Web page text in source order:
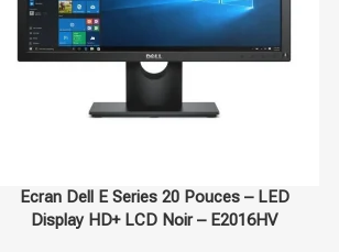
Pc portable Dell Vostro 3520 I7-1255U – DL-
VOSTRO3520-I7